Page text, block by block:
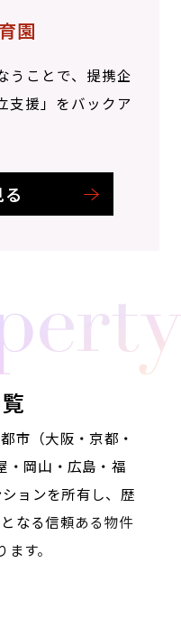
園
うことで、提携企
支援」をバックア
市（大阪・京都・
・岡山・広島・福
ョンを所有し、歴
なる信頼ある物件
す。